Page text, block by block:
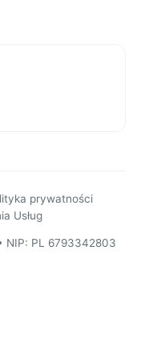
prywatności
Usług
NIP: PL 6793342803